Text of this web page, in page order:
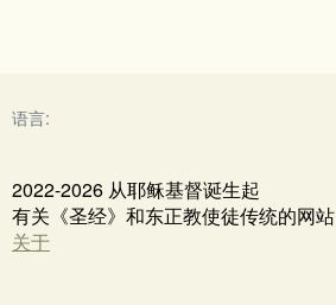
语言:
2022-2026 从耶稣基督诞生起
有关《圣经》和东正教使徒传统的网站
关于